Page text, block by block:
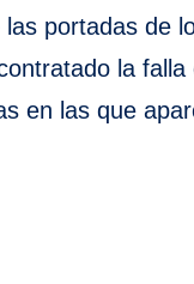
portadas de
la
en las que